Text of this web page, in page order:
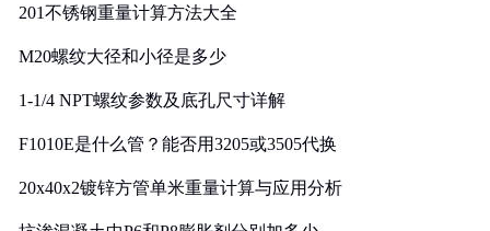
201不锈钢重量计算方法大全
M20螺纹大径和小径是多少
1-1/4 NPT螺纹参数及底孔尺寸详解
F1010E是什么管？能否用3205或3505代换
20x40x2镀锌方管单米重量计算与应用分析